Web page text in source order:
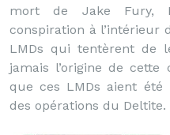
mort de Jake Fury,
conspiration à l’intérieur
LMDs qui tentèrent de
jamais l’origine de
que ces LMDs aient été
des opérations du Deltite.